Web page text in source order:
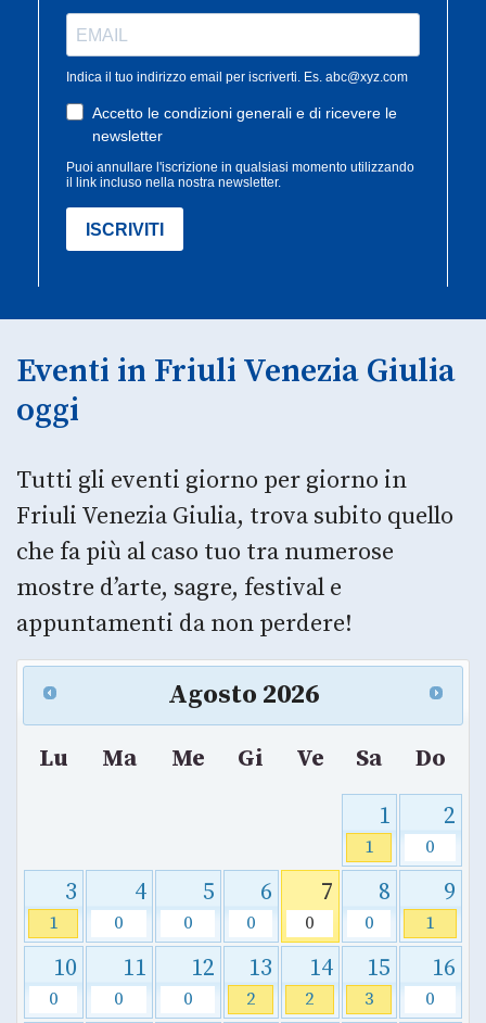
Eventi in Friuli Venezia Giulia
oggi
Tutti gli eventi giorno per giorno in
Friuli Venezia Giulia, trova subito quello
che fa più al caso tuo tra numerose
mostre d’arte, sagre, festival e
appuntamenti da non perdere!
Agosto 2026
Lu Ma Me Gi Ve Sa
Do
1
1
2
0
3
1
4
0
5
0
6
0
7
0
8
0
9
1
10
0
11
0
12
0
13
2
14
2
15
3
16
0